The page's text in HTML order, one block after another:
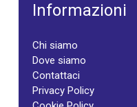
Informazioni
Chi siamo
Dove siamo
Contattaci
Privacy Policy